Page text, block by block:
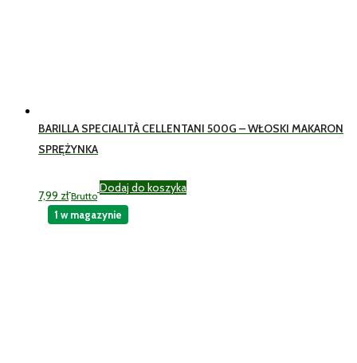
BARILLA SPECIALITÀ CELLENTANI 500G – WŁOSKI MAKARON
SPRĘŻYNKA
7,99 zł Brutto
Dodaj do koszyka
1 w magazynie